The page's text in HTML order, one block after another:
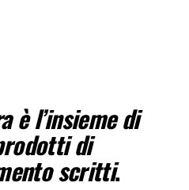
è l’insieme di
di
scritti.